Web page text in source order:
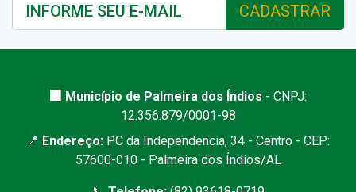
CADASTRAR
🏢 Município de Palmeira dos Índios - CNPJ:
12.356.879/0001-98
📍 Endereço: PC da Independencia, 34 - Centro - CEP:
57600-010 - Palmeira dos Índios/AL